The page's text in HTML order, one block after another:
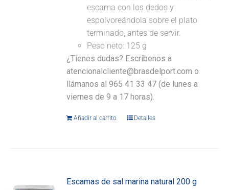
escama con los dedos y
espolvoreándola sobre el plato
terminado, antes de servir.
Peso neto: 125 g
¿Tienes dudas? Escríbenos a
atencionalcliente@brasdelport.com o
llámanos al 965 41 33 47 (de lunes a
viernes de 9 a 17 horas).
Añadir al carrito Detalles
Escamas de sal marina natural 200 g